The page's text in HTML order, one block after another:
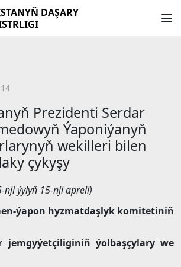
DAŞARY
Prezidenti Serdar
Ýaponiýanyň
wekilleri bilen
çykyşy
nji ýylyň 15-nji apreli)
ýapon hyzmatdaşlyk komitetiniň
jemgyýetçiliginiň ýolbaşçylary we